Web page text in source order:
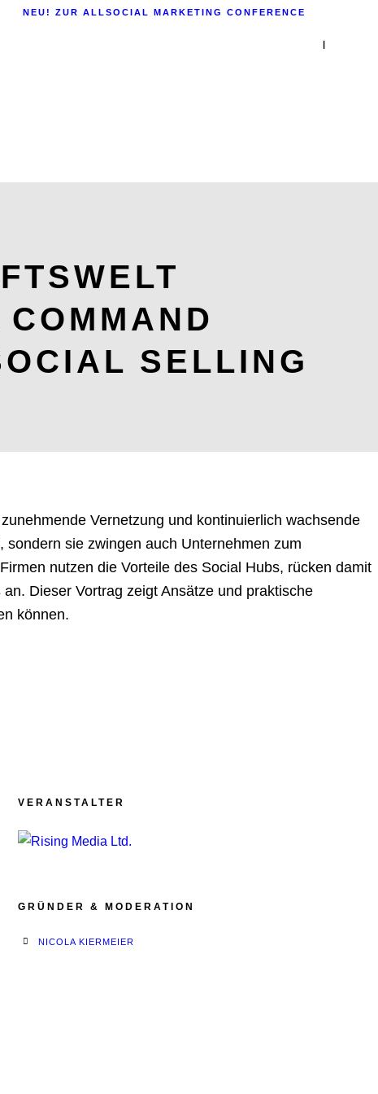
NEU! ZUR ALLSOCIAL MARKETING CONFERENCE
|
SELLING
Vernetzung und kontinuierlich wachsende
sie zwingen auch Unternehmen zum
nutzen die Vorteile des Social Hubs, rücken damit
Dieser Vortrag zeigt Ansätze und praktische
können.
VERANSTALTER
GRÜNDER & MODERATION
NICOLA KIERMEIER